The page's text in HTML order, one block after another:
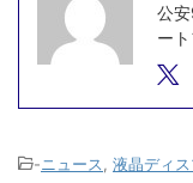
公
ー
-ニュース
液晶ディス